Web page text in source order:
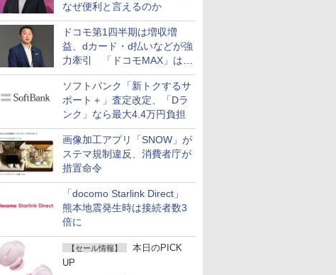
なぜ便利と言えるのか
ドコモ第1四半期は増収増
益、dカード・d払いなどが強
力牽引 「ドコモMAX」は
400万契約突破
ソフトバンク「新トクするサ
ポート＋」査定改定、「Dラ
ンク」なら最大4.4万円負担
画像加工アプリ「SNOW」が
ステマ規制違反、消費者庁が
措置命令
「docomo Starlink Direct」
熊本地震発生時は接続者数3
倍に
【セール情報】
本日のPICK
UP